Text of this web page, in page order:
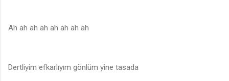
Ah ah ah ah ah ah ah ah
Dertliyim efkarlıyım gönlüm yine tasada